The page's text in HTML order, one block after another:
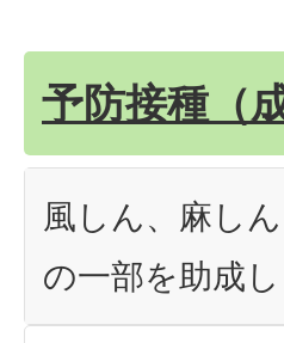
予防接種（
風しん、麻し
の一部を助成